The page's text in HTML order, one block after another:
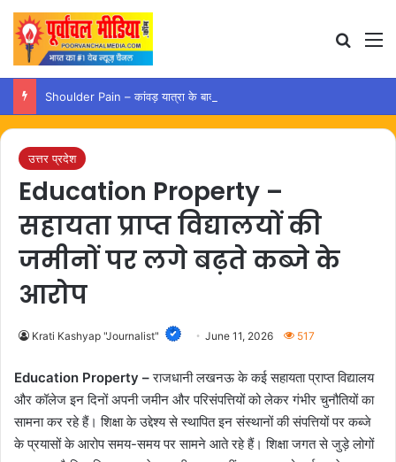
उत्तर प्रदेश
Education Property –
सहायता प्राप्त विद्यालयों की
जमीनों पर लगे बढ़ते कब्जे के
आरोप
Krati Kashyap "Journalist" June 11, 2026 517
Education Property –राजधानी लखनऊ के कई सहायता प्राप्त विद्यालय
और कॉलेज इन दिनों अपनी जमीन और परिसंपत्तियों को लेकर गंभीर चुनौतियों का
सामना कर रहे हैं। शिक्षा के उद्देश्य से स्थापित इन संस्थानों की संपत्तियों पर कब्जे
के प्रयासों के आरोप समय-समय पर सामने आते रहे हैं। शिक्षा जगत से जुड़े लोगों